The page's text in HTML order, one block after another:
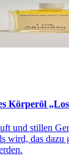
Körperöl
und stillen
wird, das dazu